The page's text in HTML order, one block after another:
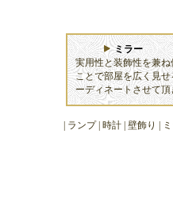
ミラー
実用性と装飾性を兼
ことで部屋を広く見
ーディネートさせて頂
ランプ| 時計| 壁飾り |